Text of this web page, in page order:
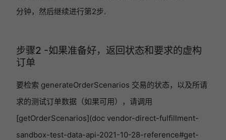
分钟，然后继续进行第2步.
步骤2 -如果准备好，返回状态和要求的虚构
订单
要检索 generateOrderScenarios 交易的状态，以及所请
求的测试订单数据（如果可用），请调用
[getOrderScenarios](doc vendor-direct-fulfillment-
sandbox-test-data-api-2021-10-28-reference#get-